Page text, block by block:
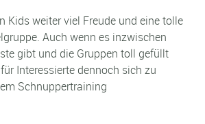
Kids weiter viel Freude und eine tolle
Auch wenn es inzwischen
gibt und die Gruppen toll gefüllt
Interessierte dennoch sich zu
Schnuppertraining